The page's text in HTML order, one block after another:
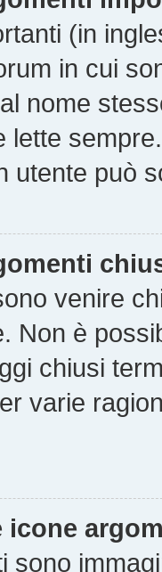
(in
in cui
nome
utente può
venire
Non è
chiusi
varie
icone
sono